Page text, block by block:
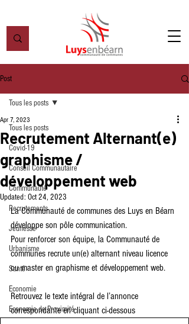
Post
Tous les posts
Covid-19
Conseil Communautaire
Communauté
Recrutements
Jeunesse
Urbanisme
Santé
Economie
Economie de Proximité
Tous les posts
Recrutement Alternant(e)
graphisme /
développement web
Apr 7, 2023
Updated: Oct 24, 2023
La Communauté de communes des Luys en Béarn
développe son pôle communication.
Pour renforcer son équipe, la Communauté de
communes recrute un(e) alternant niveau licence
ou master en graphisme et développement web.
Retrouvez le texte intégral de l’annonce
correspondante en cliquant ci-dessous